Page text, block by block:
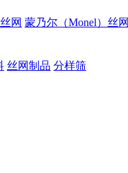
网 蒙乃尔（Monel）丝网
丝网制品 分样筛